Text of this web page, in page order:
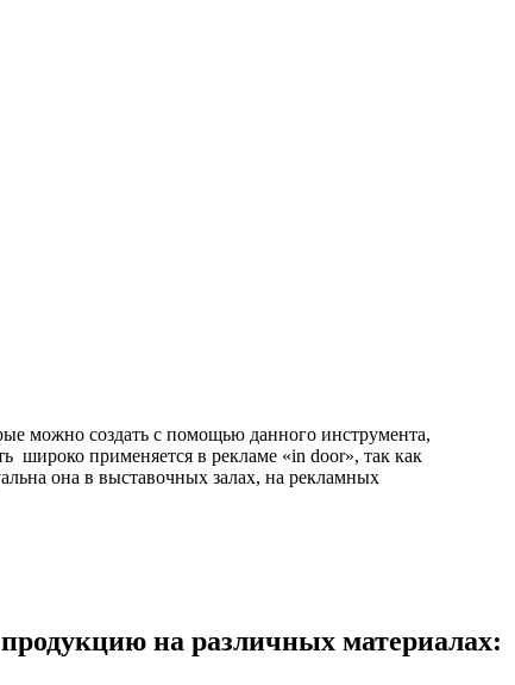
можно создать с помощью данного инструмента,
широко применяется в рекламе «in door», так как
она в выставочных залах, на рекламных
на различных материалах: